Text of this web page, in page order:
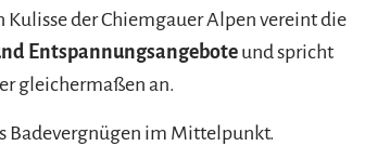
Kulisse der Chiemgauer Alpen vereint die
Entspannungsangeboteund spricht
gleichermaßen an.
Badevergnügen im Mittelpunkt.